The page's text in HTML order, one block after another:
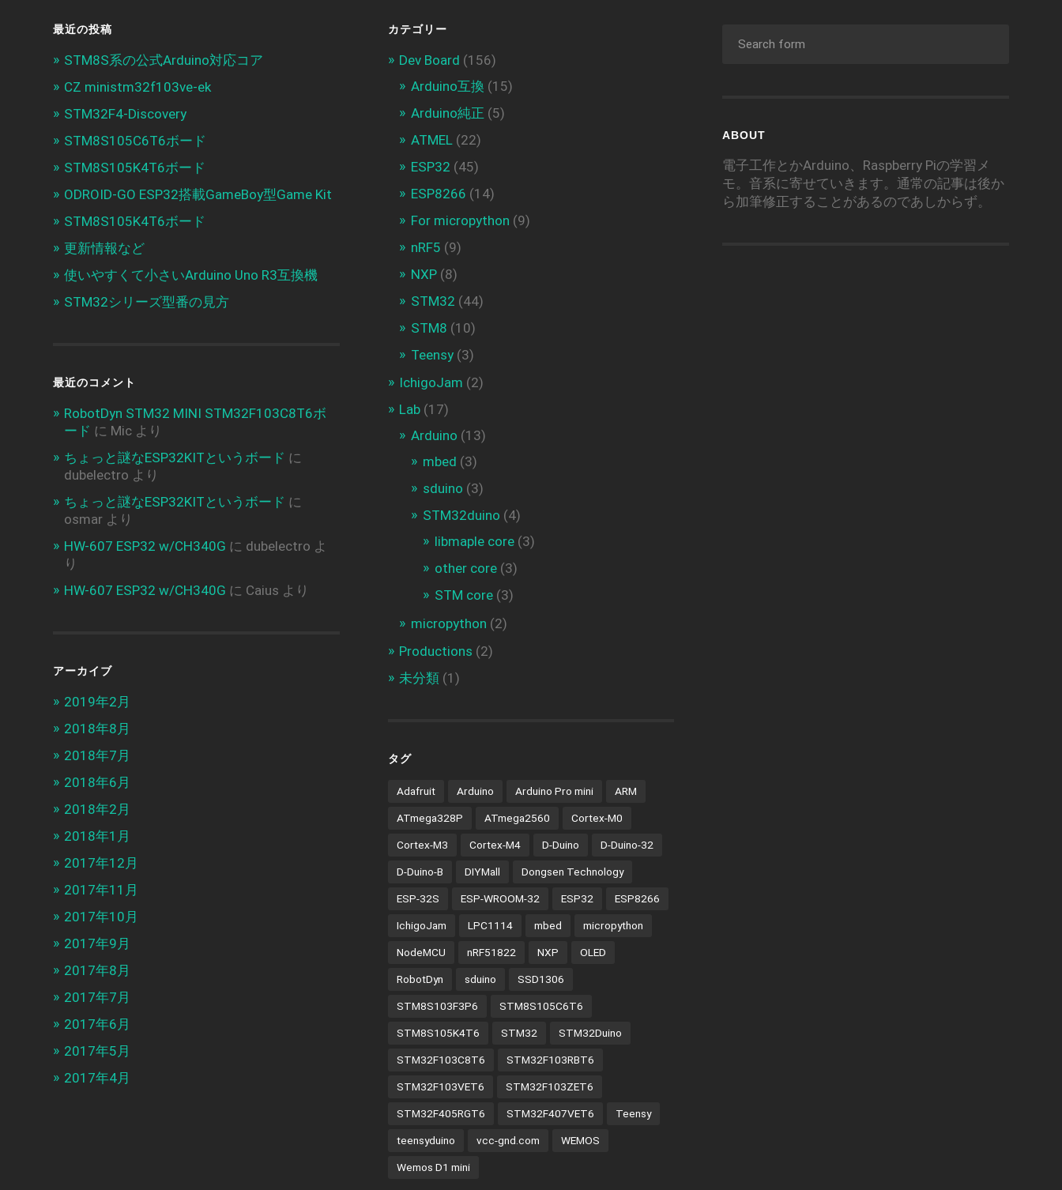
最近の投稿
STM8S系の公式Arduino対応コア
CZ ministm32f103ve-ek
STM32F4-Discovery
STM8S105C6T6ボード
STM8S105K4T6ボード
ODROID-GO ESP32搭載GameBoy型Game Kit
STM8S105K4T6ボード
更新情報など
使いやすくて小さいArduino Uno R3互換機
STM32シリーズ型番の見方
最近のコメント
RobotDyn STM32 MINI STM32F103C8T6ボ
ード に Mic より
ちょっと謎なESP32KITというボード に
dubelectro より
ちょっと謎なESP32KITというボード に
osmar より
HW-607 ESP32 w/CH340G に dubelectro よ
り
HW-607 ESP32 w/CH340G に Caius より
アーカイブ
2019年2月
2018年8月
2018年7月
2018年6月
2018年2月
2018年1月
2017年12月
2017年11月
2017年10月
2017年9月
2017年8月
2017年7月
2017年6月
2017年5月
2017年4月
カテゴリー
Dev Board (156)
Arduino互換 (15)
Arduino純正 (5)
ATMEL(22)
ESP32 (45)
ESP8266 (14)
For micropython (9)
nRF5 (9)
NXP(8)
STM32 (44)
STM8 (10)
Teensy(3)
IchigoJam (2)
Lab(17)
Arduino (13)
mbed (3)
sduino (3)
STM32duino (4)
libmaple core(3)
other core(3)
STM core(3)
micropython (2)
Productions (2)
未分類(1)
タグ
Adafruit Arduino Arduino Pro mini ARM
ATmega328P ATmega2560 Cortex-M0
Cortex-M3 Cortex-M4 D-Duino D-Duino-32
D-Duino-B DIYMall Dongsen Technology
ESP-32S ESP-WROOM-32 ESP32 ESP8266
IchigoJam LPC1114 mbed micropython
NodeMCU nRF51822 NXP OLED
RobotDyn sduino SSD1306
STM8S103F3P6 STM8S105C6T6
STM8S105K4T6 STM32 STM32Duino
STM32F103C8T6 STM32F103RBT6
STM32F103VET6 STM32F103ZET6
STM32F405RGT6 STM32F407VET6 Teensy
teensyduino vcc-gnd.com WEMOS
Wemos D1 mini
ABOUT
電子工作とかArduino、Raspberry Piの学習メ
モ。音系に寄せていきます。通常の記事は後か
ら加筆修正することがあるのであしからず。